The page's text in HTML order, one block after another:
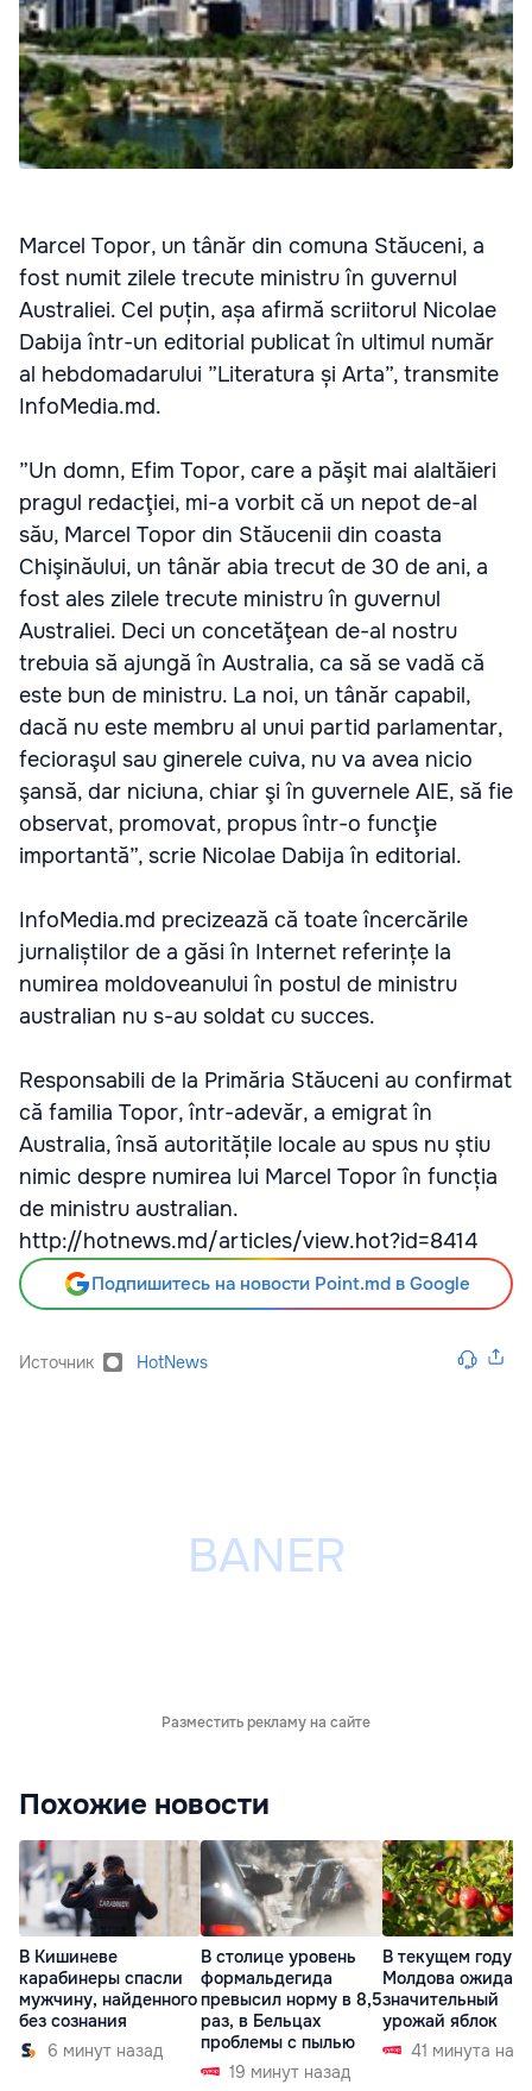
Marcel Topor, un tânăr din comuna Stăuceni, a
fost numit zilele trecute ministru în guvernul
Australiei. Cel puțin, așa afirmă scriitorul Nicolae
Dabija într-un editorial publicat în ultimul număr
al hebdomadarului ”Literatura și Arta”, transmite
InfoMedia.md.
”Un domn, Efim Topor, care a păşit mai alaltăieri
pragul redacţiei, mi-a vorbit că un nepot de-al
său, Marcel Topor din Stăucenii din coasta
Chişinăului, un tânăr abia trecut de 30 de ani, a
fost ales zilele trecute ministru în guvernul
Australiei. Deci un concetăţean de-al nostru
trebuia să ajungă în Australia, ca să se vadă că
este bun de ministru. La noi, un tânăr capabil,
dacă nu este membru al unui partid parlamentar,
fecioraşul sau ginerele cuiva, nu va avea nicio
şansă, dar niciuna, chiar şi în guvernele AIE, să fie
observat, promovat, propus într-o funcţie
importantă”, scrie Nicolae Dabija în editorial.
InfoMedia.md precizează că toate încercările
jurnaliștilor de a găsi în Internet referințe la
numirea moldoveanului în postul de ministru
australian nu s-au soldat cu succes.
Responsabili de la Primăria Stăuceni au confirmat
că familia Topor, într-adevăr, a emigrat în
Australia, însă autoritățile locale au spus nu știu
nimic despre numirea lui Marcel Topor în funcția
de ministru australian.
http://hotnews.md/articles/view.hot?id=8414
Подпишитесь на новости Point.md в Google
Источник HotNews
Разместить рекламу на сайте
Похожие новости
В Кишиневе
карабинеры спасли
мужчину, найденного
без сознания
6 минут назад
В столице уровень
формальдегида
превысил норму в 8,5
раз, в Бельцах
проблемы с пылью
19 минут назад
В текущем году
Молдова ожидает
значительный
урожай яблок
41 минута